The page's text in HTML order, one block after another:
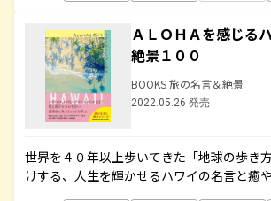
ＡＬＯＨＡを感じる
絶景１００
BOOKS 旅の名言＆絶景
2022.05.26 発売
世界を４０年以上歩いてきた「地球の歩き
けする、人生を輝かせるハワイの名言と癒